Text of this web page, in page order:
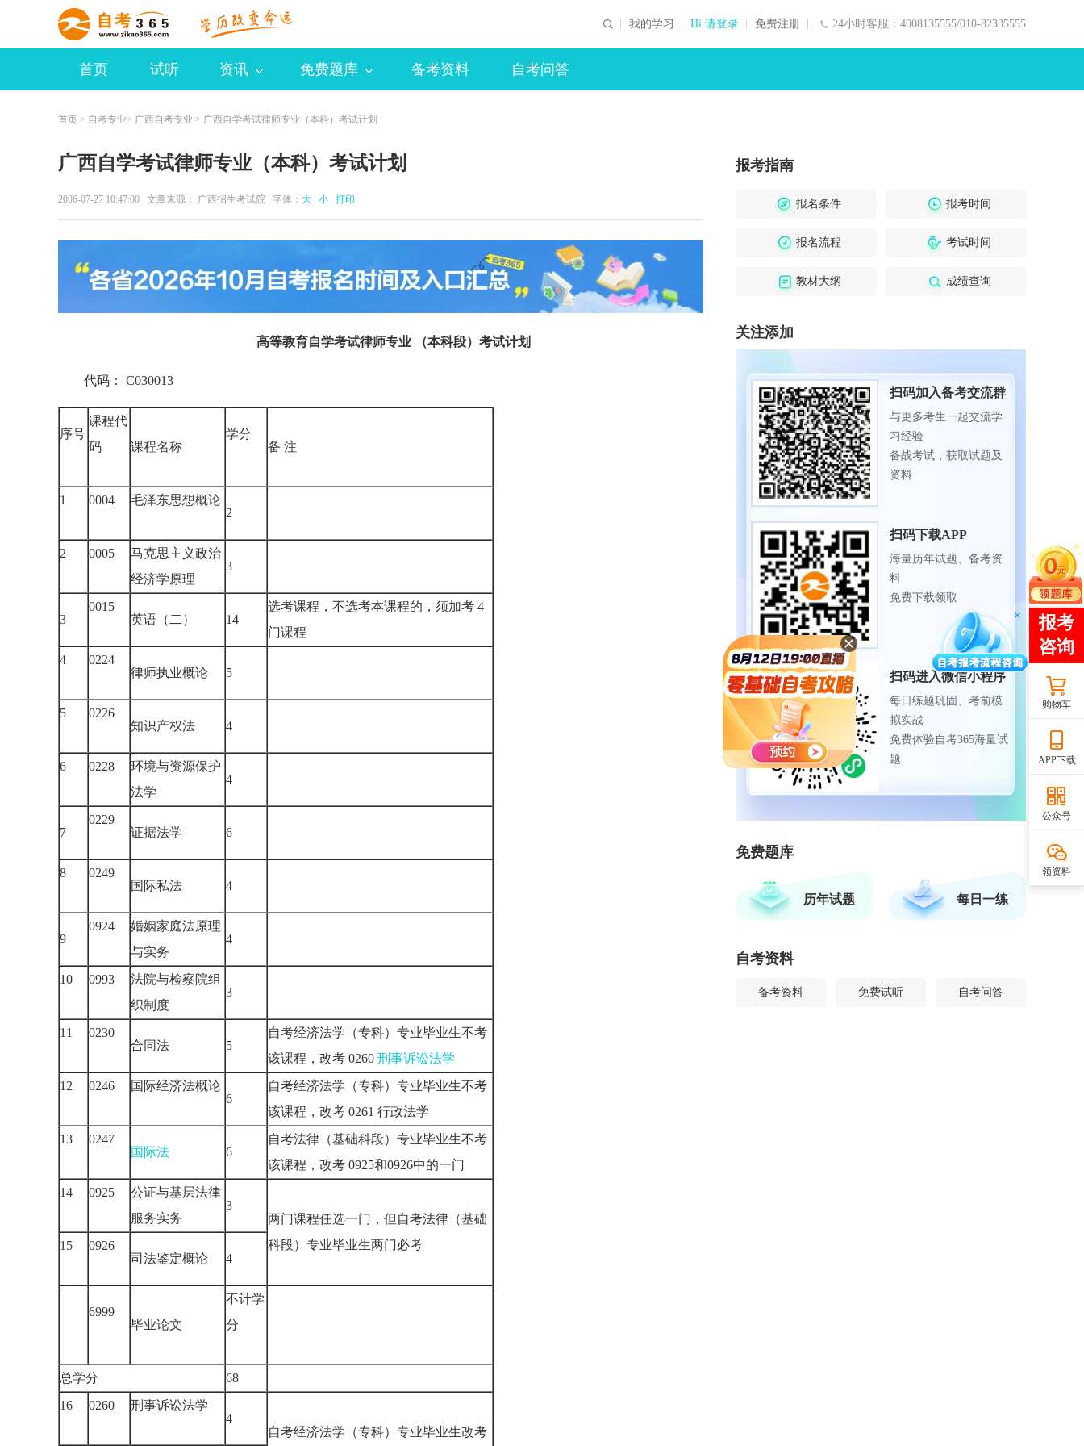
24小时客服：4008135555/010-82335555
我的学习 Hi 请登录 免费注册
首页 试听 资讯 免费题库 备考资料 自考问答
首页 > 自考专业> 广西自考专业 > 广西自学考试律师专业（本科）考试计划
广西自学考试律师专业（本科）考试计划
2006-07-27 10:47:00 文章来源： 广西招生考试院 字体： 大 小 打印
高等教育自学考试律师专业 （本科段）考试计划
代码： C030013
序号
课程代
码
课程名称
学分
备 注
1 0004
毛泽东思想概论
2
2 0005
马克思主义政治
经济学原理
3
3
0015
英语（二）
14
选考课程，不选考本课程的，须加考 4
门课程
4
0224
律师执业概论
5
5
0226
知识产权法
4
6 0228
环境与资源保护
法学
4
7
0229
证据法学
6
8
0249
国际私法
4
9
0924
婚姻家庭法原理
与实务
4
10 0993
法院与检察院组
织制度
3
11
0230
合同法
5
自考经济法学（专科）专业毕业生不考
该课程，改考 0260 刑事诉讼法学
12
0246
国际经济法概论
6
自考经济法学（专科）专业毕业生不考
该课程，改考 0261 行政法学
13
0247
国际法
6
自考法律（基础科段）专业毕业生不考
该课程，改考 0925和0926中的一门
14
0925
公证与基层法律
服务实务
3
两门课程任选一门，但自考法律（基础
科段）专业毕业生两门必考
15
0926
司法鉴定概论
4
6999
毕业论文
不计学
分
总学分
68
16
0260
刑事诉讼法学
4
自考经济法学（专科）专业毕业生改考
报考指南
报名条件 报考时间
报名流程 考试时间
教材大纲 成绩查询
关注添加
扫码加入备考交流群
与更多考生一起交流学
习经验
备战考试，获取试题及
资料
扫码下载APP
海量历年试题、备考资
料
免费下载领取
扫码进入微信小程序
每日练题巩固、考前模
拟实战
免费体验自考365海量试
题
免费题库
历年试题 每日一练
自考资料
备考资料 免费试听 自考问答
购物车
APP下载
公众号
领资料